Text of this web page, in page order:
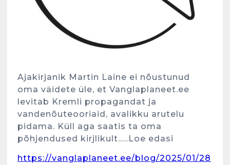
Ajakirjanik Martin Laine ei nõustunud
oma väidete üle, et Vanglaplaneet.ee
levitab Kremli propagandat ja
vandenõuteooriaid, avalikku arutelu
pidama. Küll aga saatis ta oma
põhjendused kirjlikult…..Loe edasi
https://vanglaplaneet.ee/blog/2025/01/28